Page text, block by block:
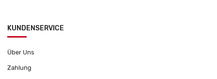
KUNDENSERVICE
Über Uns
Zahlung